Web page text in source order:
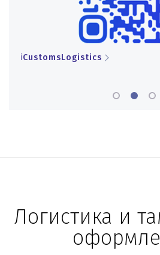
iCustomsLogistics
Логистика и